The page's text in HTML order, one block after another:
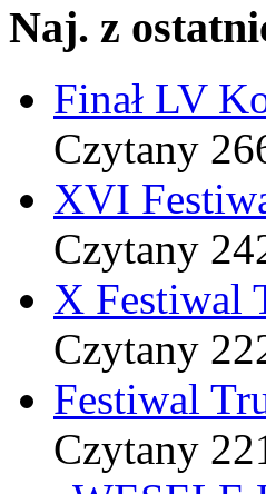
Naj. z
Finał LV
Czytany
XVI
Czytany
X Festiwal
Czytany
Festiwal
Czytany